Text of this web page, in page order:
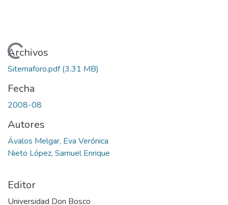
Cargando...
Archivos
Sitemaforo.pdf(3.31 MB)
Fecha
2008-08
Autores
Ávalos Melgar, Eva Verónica
Nieto López, Samuel Enrique
Editor
Universidad Don Bosco